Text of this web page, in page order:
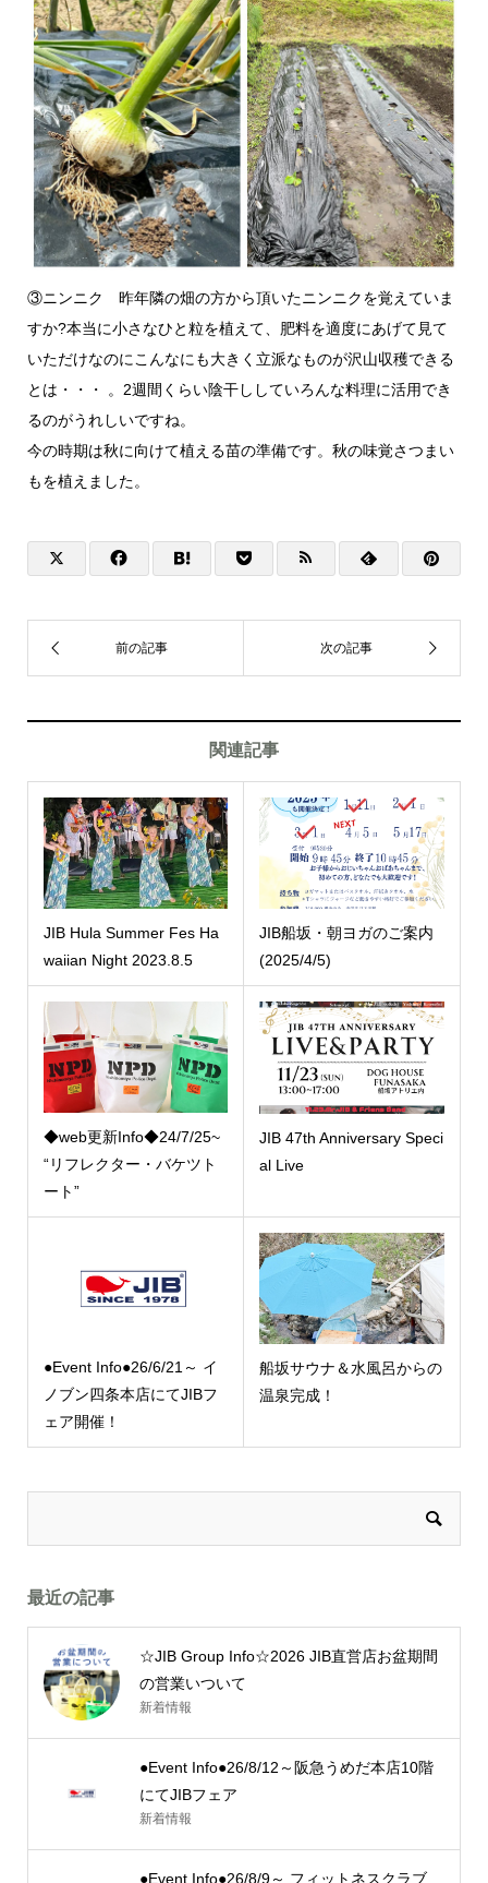
③ニンニク 昨年隣の畑の方から頂いたニンニクを覚えていま
すか?本当に小さなひと粒を植えて、肥料を適度にあげて見て
いただけなのにこんなにも大きく立派なものが沢山収穫できる
とは・・・ 。2週間くらい陰干ししていろんな料理に活用でき
るのがうれしいですね。
今の時期は秋に向けて植える苗の準備です。秋の味覚さつまい
もを植えました。
関連記事
JIB Hula Summer Fes Ha
waiian Night 2023.8.5
JIB船坂・朝ヨガのご案内
(2025/4/5)
◆web更新Info◆24/7/25~
“リフレクター・バケツト
ート”
JIB 47th Anniversary Speci
al Live
●Event Info●26/6/21～ イ
ノブン四条本店にてJIBフ
ェア開催！
船坂サウナ＆水風呂からの
温泉完成！
最近の記事
☆JIB Group Info☆2026 JIB直営店お盆期間
の営業いついて
新着情報
●Event Info●26/8/12～阪急うめだ本店10階
にてJIBフェア
新着情報
●Event Info●26/8/9～ フィットネスクラブ